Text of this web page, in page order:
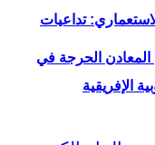
تداعيات
الإفريقية
المعادن الحرجة في